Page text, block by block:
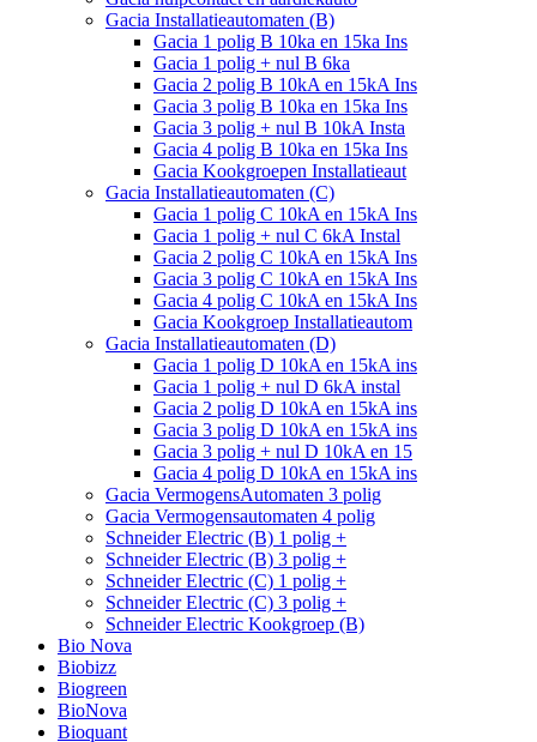
Gacia Installatieautomaten (B)
Gacia 1 polig B 10ka en 15ka Ins
Gacia 1 polig + nul B 6ka
Gacia 2 polig B 10kA en 15kA Ins
Gacia 3 polig B 10ka en 15ka Ins
Gacia 3 polig + nul B 10kA Insta
Gacia 4 polig B 10ka en 15ka Ins
Gacia Kookgroepen Installatieaut
Gacia Installatieautomaten (C)
Gacia 1 polig C 10kA en 15kA Ins
Gacia 1 polig + nul C 6kA Instal
Gacia 2 polig C 10kA en 15kA Ins
Gacia 3 polig C 10kA en 15kA Ins
Gacia 4 polig C 10kA en 15kA Ins
Gacia Kookgroep Installatieautom
Gacia Installatieautomaten (D)
Gacia 1 polig D 10kA en 15kA ins
Gacia 1 polig + nul D 6kA instal
Gacia 2 polig D 10kA en 15kA ins
Gacia 3 polig D 10kA en 15kA ins
Gacia 3 polig + nul D 10kA en 15
Gacia 4 polig D 10kA en 15kA ins
Gacia VermogensAutomaten 3 polig
Gacia Vermogensautomaten 4 polig
Schneider Electric (B) 1 polig +
Schneider Electric (B) 3 polig +
Schneider Electric (C) 1 polig +
Schneider Electric (C) 3 polig +
Schneider Electric Kookgroep (B)
Bio Nova
Biobizz
Biogreen
BioNova
Bioquant